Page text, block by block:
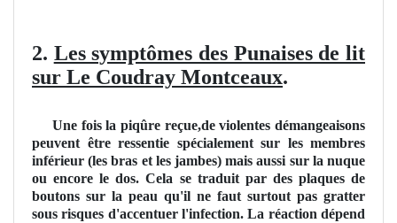
2. Les symptômes des Punaises de lit
sur Le Coudray Montceaux.
Une fois la piqûre reçue,de violentes démangeaisons
peuvent être ressentie spécialement sur les membres
inférieur (les bras et les jambes) mais aussi sur la nuque
ou encore le dos. Cela se traduit par des plaques de
boutons sur la peau qu'il ne faut surtout pas gratter
sous risques d'accentuer l'infection. La réaction dépend